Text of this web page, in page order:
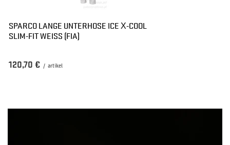
SPARCO LANGE UNTERHOSE ICE X-COOL
SLIM-FIT WEISS (FIA)
120,70 € / artikel